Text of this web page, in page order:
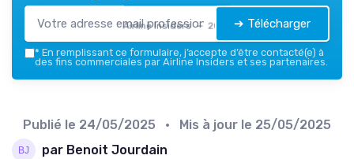
Airline Insiders — 2026 ➔ Télécharger
* En remplissant ce formulaire, j’accepte d’être contacté(e) à
des fins commerciales par Airline Insiders et ses partenaires.
Publié le 24/05/2025 • Mis à jour le 25/05/2025
par Benoit Jourdain